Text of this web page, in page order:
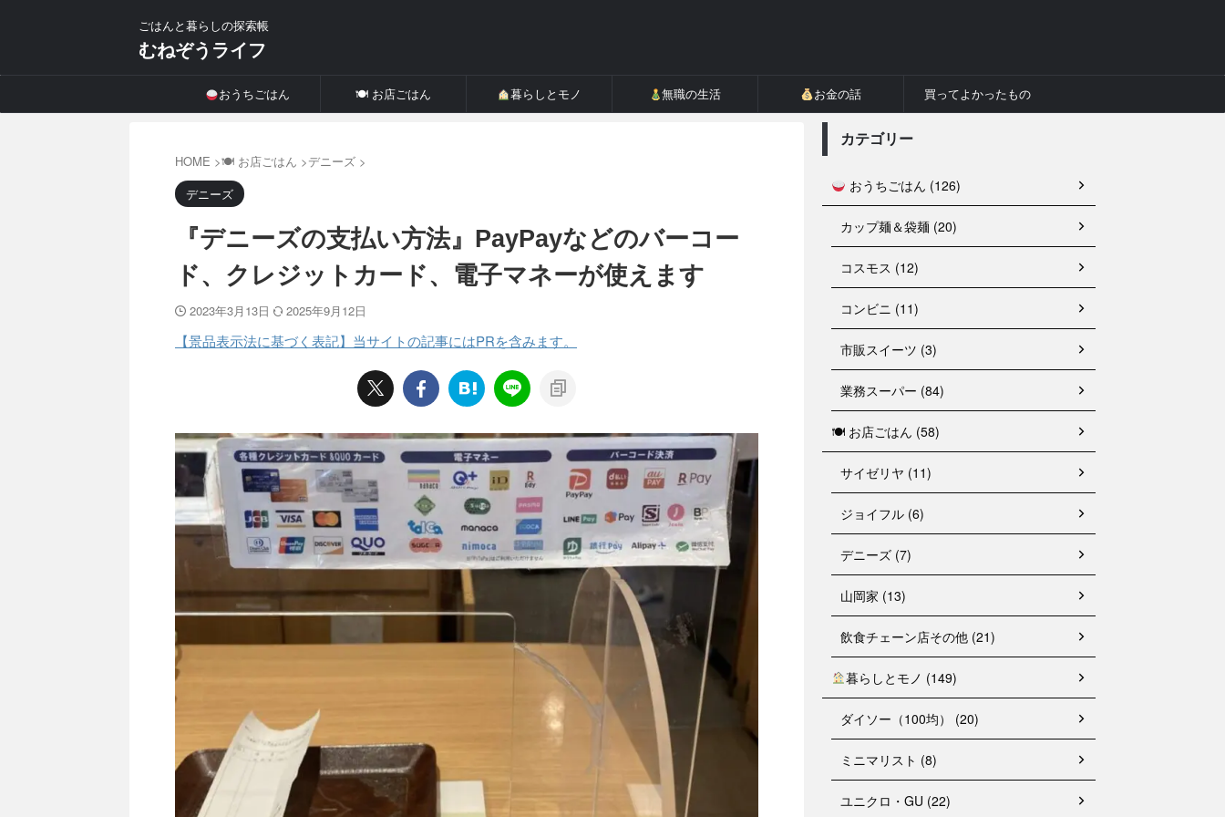
ごはんと暮らしの探索帳
むねぞうライフ
おうちごはん 🍽 お店ごはん 暮らしとモノ 無職の生活 お金の話 買ってよかったもの
HOME >🍽 お店ごはん >デニーズ >
デニーズ
『デニーズの支払い方法』PayPayなどのバーコー
ド、クレジットカード、電子マネーが使えます
2023年3月13日 2025年9月12日
【景品表示法に基づく表記】当サイトの記事にはPRを含みます。
カテゴリー
おうちごはん (126)
カップ麺＆袋麺 (20)
コスモス (12)
コンビニ (11)
市販スイーツ (3)
業務スーパー (84)
🍽 お店ごはん (58)
サイゼリヤ (11)
ジョイフル (6)
デニーズ (7)
山岡家 (13)
飲食チェーン店その他 (21)
暮らしとモノ (149)
ダイソー（100均） (20)
ミニマリスト (8)
ユニクロ・GU (22)